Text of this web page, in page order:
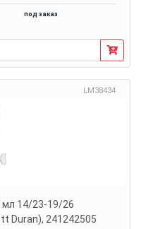
под заказ
LM38434
мл 14/23-19/26
Duran), 241242505